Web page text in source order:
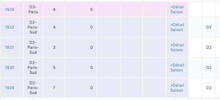
1935
D3-
Paris
4 0
>Détail
Saison
1932
D2-
Paris-
Sud
4 0
>Détail
Saison
D2
1931
D2-
Paris-
Sud
3 0
>Détail
Saison
D2
1930
D2-
Paris-
Sud
5 0
>Détail
Saison
D2
1929
D2-
Paris-
Sud
? 0
>Détail
Saison
D2